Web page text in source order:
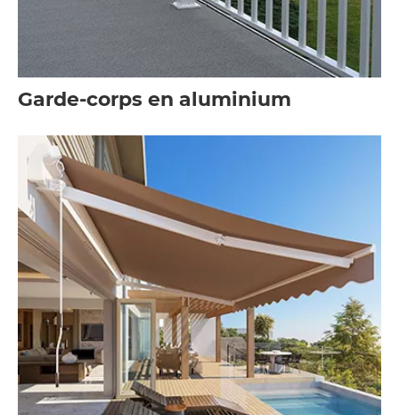
Garde-corps en aluminium